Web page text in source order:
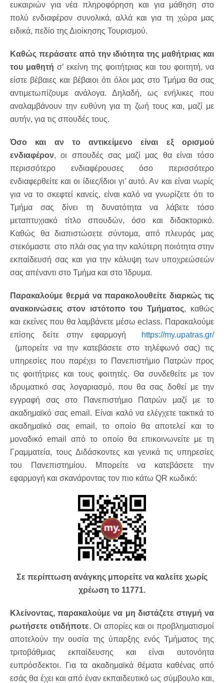
ευκαιριών για νέα πληροφόρηση και για μάθηση στο
πολύ ενδιαφέρον συνολικά, αλλά και για τη χώρα μας
ειδικά, πεδίο της Διοίκησης Τουρισμού.
Καθώς περάσατε από την ιδιότητα της μαθήτριας και
του μαθητή σ’ εκείνη της φοιτήτριας και του φοιτητή, να
είστε βέβαιες και βέβαιοι ότι όλοι μας στο Τμήμα θα σας
αντιμετωπίζουμε ανάλογα. Δηλαδή, ως ενήλικες που
αναλαμβάνουν την ευθύνη για τη ζωή τους και, μαζί με
αυτήν, για τις σπουδές τους.
Όσο και αν το αντικείμενο είναι εξ ορισμού
ενδιαφέρον, οι σπουδές σας μαζί μας θα είναι τόσο
περισσότερο ενδιαφέρουσες όσο περισσότερο
ενδιαφερθείτε και οι ίδιες/ίδιοι γι’ αυτό. Αν και είναι νωρίς
για να το σκεφτεί κανείς, είναι καλό να γνωρίζετε ότι το
Τμήμα σας δίνει τη δυνατότητα να λάβετε τόσο
μεταπτυχιακό τίτλο σπουδών, όσο και διδακτορικό.
Καθώς θα διαπιστώσετε σύντομα, από πλευράς μας
στεκόμαστε στο πλάι σας για την καλύτερη ποιότητα στην
εκπαίδευσή σας και για την κάλυψη των υποχρεώσεών
σας απέναντι στο Τμήμα και στο Ίδρυμα.
Παρακαλούμε θερμά να παρακολουθείτε διαρκώς τις
ανακοινώσεις στον ιστότοπο του Τμήματος, καθώς
και εκείνες που θα λαμβάνετε μέσω eclass. Παρακαλούμε
επίσης δείτε στην εφαρμογή
https://my.upatras.gr/
(μπορείτε να την κατεβάσετε στο τηλέφωνό σας) τις
υπηρεσίες που παρέχει το Πανεπιστήμιο Πατρών προς
τις φοιτήτριες και τους φοιτητές. Θα συνδεθείτε με τον
ιδρυματικό σας λογαριασμό, που θα σας δοθεί με την
εγγραφή σας στο Πανεπιστήμιο Πατρών μαζί με το
ακαδημαϊκό σας email. Είναι καλό να ελέγχετε τακτικά το
ακαδημαϊκό σας email, το οποίο θα αποτελεί και το
μοναδικό email από το οποίο θα επικοινωνείτε με τη
Γραμματεία, τους Διδάσκοντες και γενικά τις υπηρεσίες
του Πανεπιστημίου. Μπορείτε να κατεβάσετε την
εφαρμογή και σκανάροντας τον πιο κάτω QR κωδικό:
Σε περίπτωση ανάγκης μπορείτε να καλείτε χωρίς
χρέωση το 11771.
Κλείνοντας, παρακαλούμε να μη διστάζετε στιγμή να
ρωτήσετε οτιδήποτε. Οι απορίες και οι προβληματισμοί
αποτελούν την ουσία της ύπαρξης ενός Τμήματος της
τριτοβάθμιας εκπαίδευσης και είναι αυτονόητα
ευπρόσδεκτοι. Για τα ακαδημαϊκά θέματα καθένας από
εσάς θα έχει και από έναν εκπαιδευτικό ως σύμβουλο και,